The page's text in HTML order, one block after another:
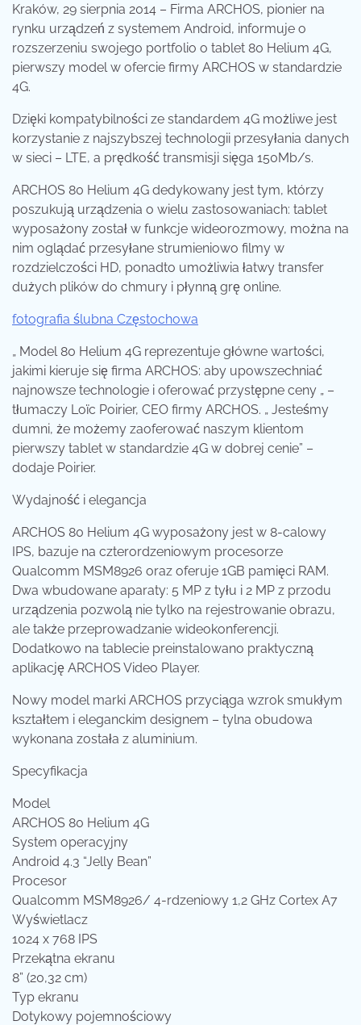
Kraków, 29 sierpnia 2014 – Firma ARCHOS, pionier na
rynku urządzeń z systemem Android, informuje o
rozszerzeniu swojego portfolio o tablet 80 Helium 4G,
pierwszy model w ofercie firmy ARCHOS w standardzie
4G.
Dzięki kompatybilności ze standardem 4G możliwe jest
korzystanie z najszybszej technologii przesyłania danych
w sieci – LTE, a prędkość transmisji sięga 150Mb/s.
ARCHOS 80 Helium 4G dedykowany jest tym, którzy
poszukują urządzenia o wielu zastosowaniach: tablet
wyposażony został w funkcje wideorozmowy, można na
nim oglądać przesyłane strumieniowo filmy w
rozdzielczości HD, ponadto umożliwia łatwy transfer
dużych plików do chmury i płynną grę online.
fotografia ślubna Częstochowa
„ Model 80 Helium 4G reprezentuje główne wartości,
jakimi kieruje się firma ARCHOS: aby upowszechniać
najnowsze technologie i oferować przystępne ceny „ –
tłumaczy Loïc Poirier, CEO firmy ARCHOS. „ Jesteśmy
dumni, że możemy zaoferować naszym klientom
pierwszy tablet w standardzie 4G w dobrej cenie” –
dodaje Poirier.
Wydajność i elegancja
ARCHOS 80 Helium 4G wyposażony jest w 8-calowy
IPS, bazuje na czterordzeniowym procesorze
Qualcomm MSM8926 oraz oferuje 1GB pamięci RAM.
Dwa wbudowane aparaty: 5 MP z tyłu i 2 MP z przodu
urządzenia pozwolą nie tylko na rejestrowanie obrazu,
ale także przeprowadzanie wideokonferencji.
Dodatkowo na tablecie preinstalowano praktyczną
aplikację ARCHOS Video Player.
Nowy model marki ARCHOS przyciąga wzrok smukłym
kształtem i eleganckim designem – tylna obudowa
wykonana została z aluminium.
Specyfikacja
Model
ARCHOS 80 Helium 4G
System operacyjny
Android 4.3 “Jelly Bean”
Procesor
Qualcomm MSM8926/ 4-rdzeniowy 1,2 GHz Cortex A7
Wyświetlacz
1024 x 768 IPS
Przekątna ekranu
8” (20,32 cm)
Typ ekranu
Dotykowy pojemnościowy